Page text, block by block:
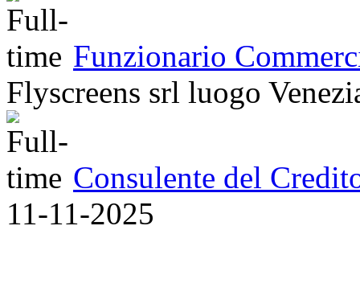
Funzionario
Flyscreens srl luogo
Consulente del
11-11-2025